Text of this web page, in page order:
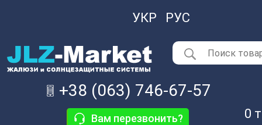
УКР РУС
+38 (063) 746-67-57
Вам перезвонить? 0